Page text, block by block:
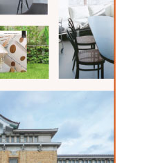
ました。しかし、
折れると床と干渉
水方法を検討し、